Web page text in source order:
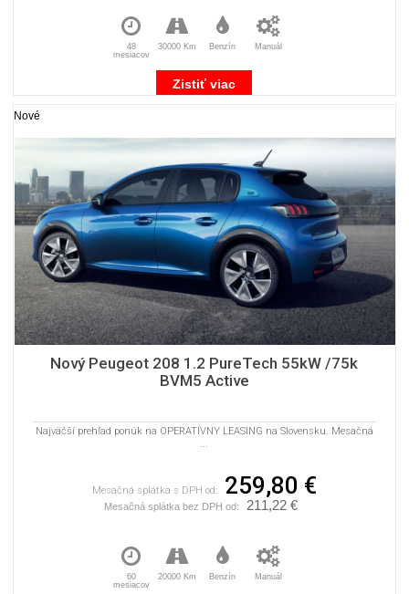
48
mesiacov
30000 Km Benzín Manuál
Zistiť viac
Nové
Nový Peugeot 208 1.2 PureTech 55kW /75k
BVM5 Active
Najväčší prehľad ponúk na OPERATÍVNY LEASING na Slovensku. Mesačná
...
60
mesiacov
20000 Km Benzín Manuál
Mesačná splátka s DPH od: 259,80 €
Mesačná splátka bez DPH od: 211,22 €